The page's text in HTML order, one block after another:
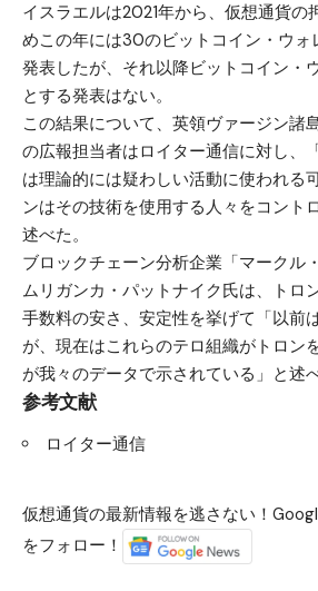
イスラエルは2021年から、仮想通貨の
めこの年には30のビットコイン・ウォ
発表したが、それ以降ビットコイン・
とする発表はない。
この結果について、英領ヴァージン諸
の広報担当者はロイター通信に対し、
は理論的には疑わしい活動に使われる
ンはその技術を使用する人々をコント
述べた。
ブロックチェーン分析企業「マークル
ムリガンカ・パットナイク氏は、トロ
手数料の安さ、安定性を挙げて「以前
が、現在はこれらのテロ組織がトロン
が我々のデータで示されている」と述べ
参考文献
ロイター通信
仮想通貨の最新情報を逃さない！
をフォロー！